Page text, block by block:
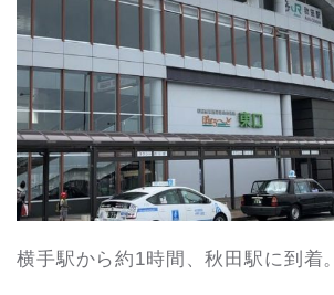
横手駅から約1時間、秋田駅に到着。